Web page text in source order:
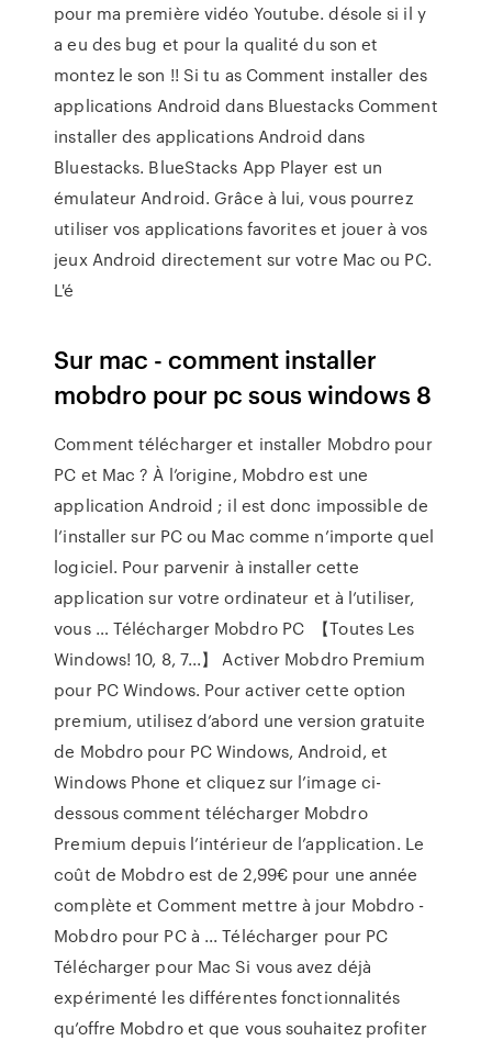
pour ma première vidéo Youtube. désole si il y
a eu des bug et pour la qualité du son et
montez le son !! Si tu as Comment installer des
applications Android dans Bluestacks Comment
installer des applications Android dans
Bluestacks. BlueStacks App Player est un
émulateur Android. Grâce à lui, vous pourrez
utiliser vos applications favorites et jouer à vos
jeux Android directement sur votre Mac ou PC.
L'é
Sur mac - comment installer
mobdro pour pc sous windows 8
Comment télécharger et installer Mobdro pour
PC et Mac ? À l’origine, Mobdro est une
application Android ; il est donc impossible de
l’installer sur PC ou Mac comme n’importe quel
logiciel. Pour parvenir à installer cette
application sur votre ordinateur et à l’utiliser,
vous … Télécharger Mobdro PC ️ 【Toutes Les
Windows! 10, 8, 7...】 Activer Mobdro Premium
pour PC Windows. Pour activer cette option
premium, utilisez d’abord une version gratuite
de Mobdro pour PC Windows, Android, et
Windows Phone et cliquez sur l’image ci-
dessous comment télécharger Mobdro
Premium depuis l’intérieur de l’application. Le
coût de Mobdro est de 2,99€ pour une année
complète et Comment mettre à jour Mobdro -
Mobdro pour PC à ... Télécharger pour PC
Télécharger pour Mac Si vous avez déjà
expérimenté les différentes fonctionnalités
qu’offre Mobdro et que vous souhaitez profiter